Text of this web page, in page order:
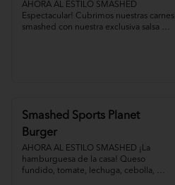
AHORA AL ESTILO SMASHED
Espectacular! Cubrimos nuestras carnes
smashed con nuestra exclusiva salsa
Smashed Sports Planet
Burger
AHORA AL ESTILO SMASHED ¡La
hamburguesa de la casa! Queso
fundido, tomate, lechuga, cebolla,